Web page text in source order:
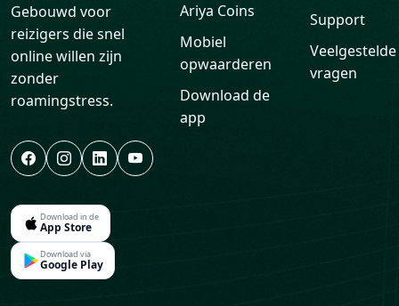
Gebouwd voor
reizigers die snel
online willen zijn
zonder
roamingstress.
Download in de
App Store
Download via
Google Play
Ariya Coins
Mobiel
opwaarderen
Download de
app
Support
Veelgestelde
vragen